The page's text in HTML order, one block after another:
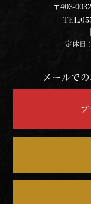
〒403-
TEL:
定休日
メールで